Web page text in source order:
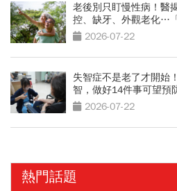
老後別只盯慢性病！醫
控、缺牙、外觀老化…
2026-07-22
失智症不是老了才開始
智，做好14件事可望預
2026-07-22
熱門話題